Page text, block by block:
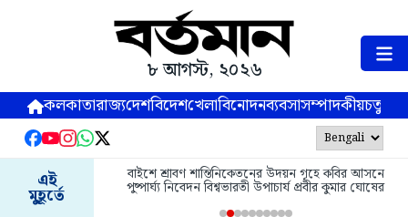
৮ আগস্ট, ২০২৬
কলকাতারাজ্যদেশবিদেশখেলাবিনোদনব্যবসাসম্পাদকীয়
এই
মুহূর্তে
বাইশে শ্রাবণ শান্তিনিকেতনের উদয়ন গৃহে কবির আসনে
পুষ্পার্ঘ্য নিবেদন বিশ্বভারতী উপাচার্য প্রবীর কুমার ঘোষের
আজ